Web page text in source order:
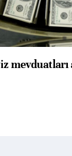
mevduatları